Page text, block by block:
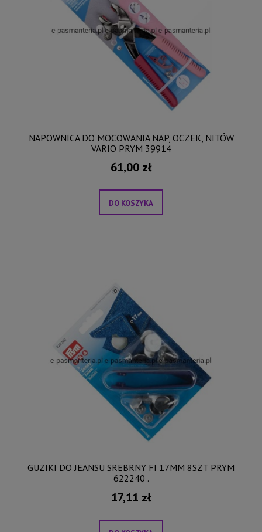
NAPOWNICA DO MOCOWANIA NAP, OCZEK, NITÓW
VARIO PRYM 39914
61,00 zł
DO KOSZYKA
GUZIKI DO JEANSU SREBRNY FI 17MM 8SZT PRYM
622240 .
17,11 zł